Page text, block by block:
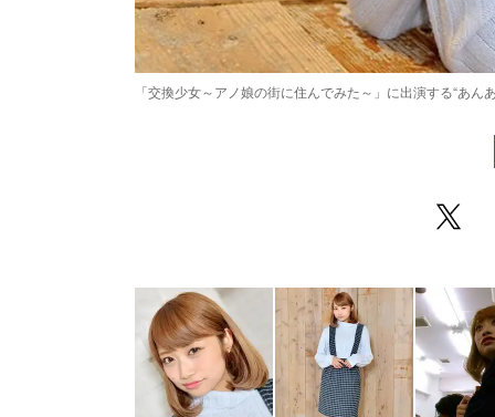
「交換少女～アノ娘の街に住んでみた～」に出演する“あん